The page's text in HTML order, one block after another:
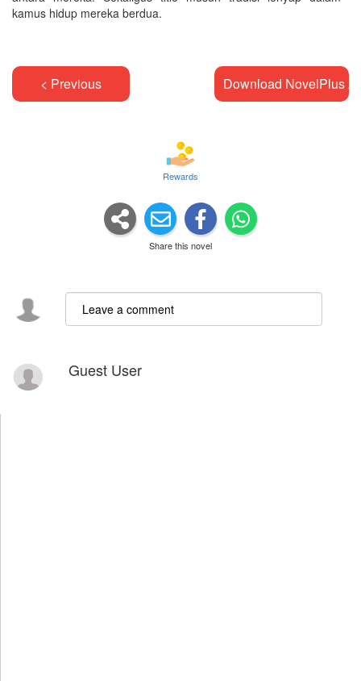
kamus hidup mereka berdua.
< Previous Download NovelPlus
Rewards
Share this novel
Guest User